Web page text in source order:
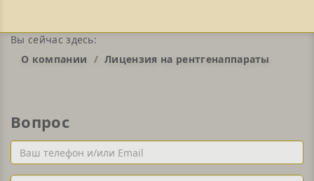
Вы сейчас здесь:
О компании
Лицензия на рентгенаппараты
Вопрос
Ваш
телефон
и/